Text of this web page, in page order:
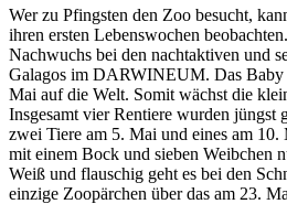
Wer zu Pfingsten den Zoo besucht,
ihren ersten Lebenswochen
Nachwuchs bei den nachtaktiven und
Galagos im DARWINEUM. Das Baby
Mai auf die Welt. Somit wächst die
Insgesamt vier Rentiere wurden jüngst
zwei Tiere am 5. Mai und eines am 10.
mit einem Bock und sieben Weibchen
Weiß und flauschig geht es bei den
einzige Zoopärchen über das am 23.